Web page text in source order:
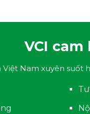
VCI cam
Nam xuyên suốt